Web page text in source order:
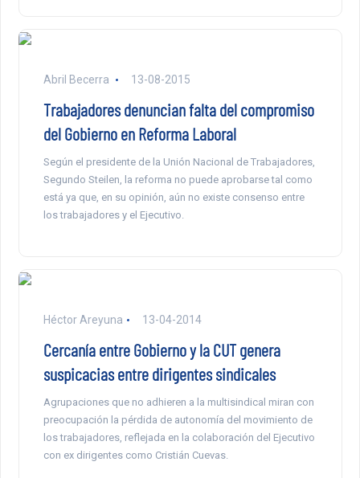
Abril Becerra 13-08-2015
Trabajadores denuncian falta del compromiso
del Gobierno en Reforma Laboral
Según el presidente de la Unión Nacional de Trabajadores,
Segundo Steilen, la reforma no puede aprobarse tal como
está ya que, en su opinión, aún no existe consenso entre
los trabajadores y el Ejecutivo.
Héctor Areyuna 13-04-2014
Cercanía entre Gobierno y la CUT genera
suspicacias entre dirigentes sindicales
Agrupaciones que no adhieren a la multisindical miran con
preocupación la pérdida de autonomía del movimiento de
los trabajadores, reflejada en la colaboración del Ejecutivo
con ex dirigentes como Cristián Cuevas.